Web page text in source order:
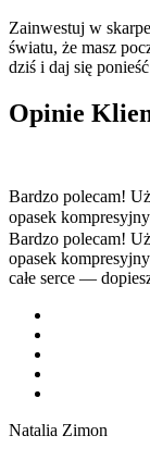
Zainwestuj w
światu, że masz
dziś i daj się
Opinie
Bardzo polecam!
opasek
Bardzo polecam!
opasek
całe serce —
Natalia Zimon